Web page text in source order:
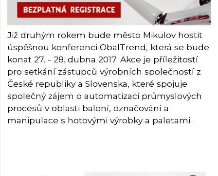
Již druhým rokem bude město Mikulov hostit
úspěšnou konferenci ObalTrend, která se bude
konat 27. - 28. dubna 2017. Akce je příležitostí
pro setkání zástupců výrobních společností z
České republiky a Slovenska, které spojuje
společný zájem o automatizaci průmyslových
procesů v oblasti balení, označování a
manipulace s hotovými výrobky a paletami.